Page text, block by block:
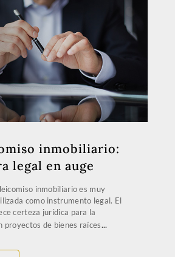
inmobiliario:
legal en auge
inmobiliario es muy
como instrumento legal. El
certeza jurídica para la
proyectos de bienes raíces